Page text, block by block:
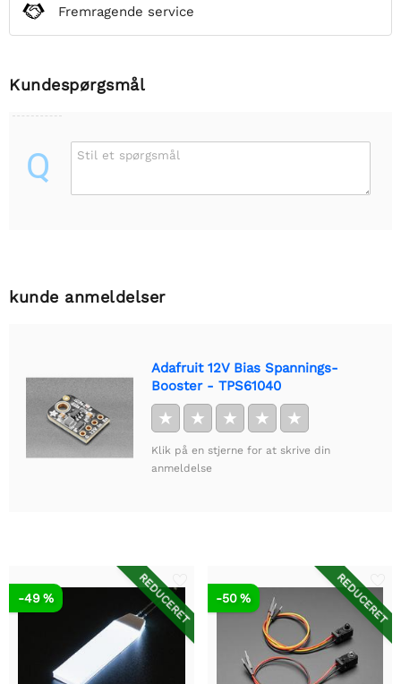
Fremragende service
Kundespørgsmål
Q Stil et spørgsmål
kunde anmeldelser
Adafruit 12V Bias Spannings-
Booster - TPS61040
★ ★ ★ ★ ★
Klik på en stjerne for at skrive din
anmeldelse
REDUCERET
-49 % REDUCERET
-50 %